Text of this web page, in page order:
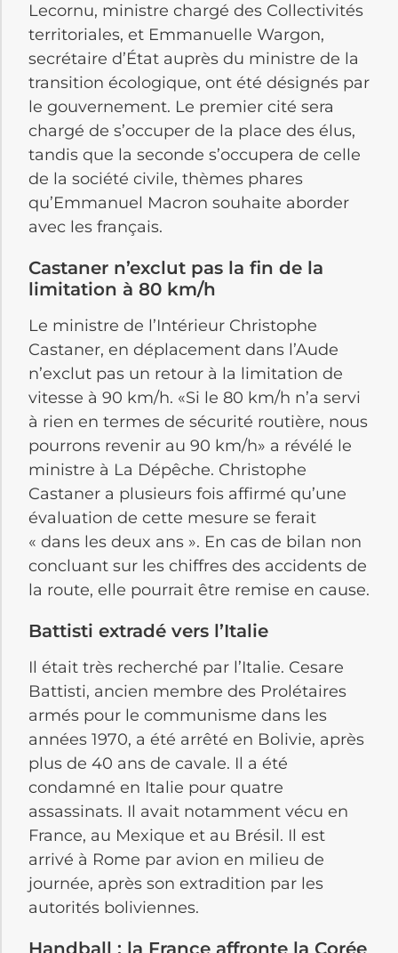
Lecornu, ministre chargé des Collectivités
territoriales, et Emmanuelle Wargon,
secrétaire d’État auprès du ministre de la
transition écologique, ont été désignés par
le gouvernement. Le premier cité sera
chargé de s’occuper de la place des élus,
tandis que la seconde s’occupera de celle
de la société civile, thèmes phares
qu’Emmanuel Macron souhaite aborder
avec les français.
Castaner n’exclut pas la fin de la
limitation à 80 km/h
Le ministre de l’Intérieur Christophe
Castaner, en déplacement dans l’Aude
n’exclut pas un retour à la limitation de
vitesse à 90 km/h. «Si le 80 km/h n’a servi
à rien en termes de sécurité routière, nous
pourrons revenir au 90 km/h» a révélé le
ministre à La Dépêche. Christophe
Castaner a plusieurs fois affirmé qu’une
évaluation de cette mesure se ferait
« dans les deux ans ». En cas de bilan non
concluant sur les chiffres des accidents de
la route, elle pourrait être remise en cause.
Battisti extradé vers l’Italie
Il était très recherché par l’Italie. Cesare
Battisti, ancien membre des Prolétaires
armés pour le communisme dans les
années 1970, a été arrêté en Bolivie, après
plus de 40 ans de cavale. Il a été
condamné en Italie pour quatre
assassinats. Il avait notamment vécu en
France, au Mexique et au Brésil. Il est
arrivé à Rome par avion en milieu de
journée, après son extradition par les
autorités boliviennes.
Handball : la France affronte la Corée